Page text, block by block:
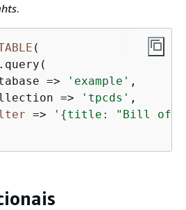
.
(
=> 'example' ,
=> 'tpcds' ,
=> ' {title: "Bill of